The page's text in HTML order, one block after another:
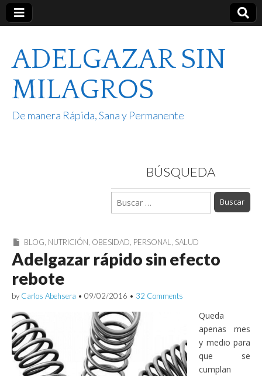
ADELGAZAR SIN
MILAGROS
De manera Rápida, Sana y Permanente
BÚSQUEDA
Buscar:
BLOG, NUTRICIÓN, OBESIDAD, PERSONAL, SALUD
Adelgazar rápido sin efecto
rebote
by Carlos Abehsera • 09/02/2016 • 32 Comments
Queda
apenas mes
y medio para
que se
cumplan